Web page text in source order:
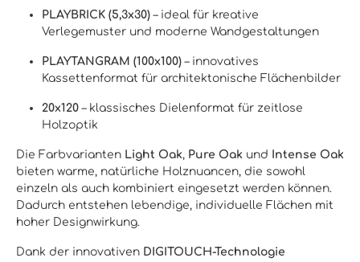
PLAYBRICK (5,3x30) – ideal für kreative
Verlegemuster und moderne Wandgestaltungen
PLAYTANGRAM (100x100) – innovatives
Kassettenformat für architektonische Flächenbilder
20x120 – klassisches Dielenformat für zeitlose
Holzoptik
Die Farbvarianten Light Oak, Pure Oak und Intense Oak
bieten warme, natürliche Holznuancen, die sowohl
einzeln als auch kombiniert eingesetzt werden können.
Dadurch entstehen lebendige, individuelle Flächen mit
hoher Designwirkung.
Dank der innovativen DIGITOUCH-Technologie